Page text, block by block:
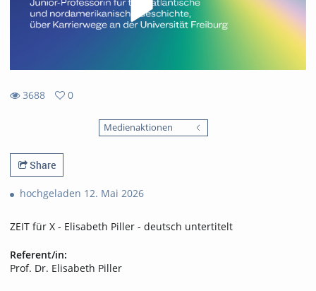
3688
0
Medienaktionen
Share
hochgeladen 12. Mai 2026
ZEIT für X - Elisabeth Piller - deutsch untertitelt
Referent/in:
Prof. Dr. Elisabeth Piller